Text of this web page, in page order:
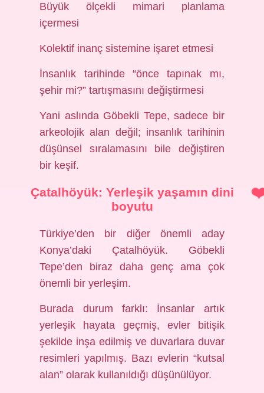
Büyük ölçekli mimari planlama
içermesi
Kolektif inanç sistemine işaret etmesi
İnsanlık tarihinde “önce tapınak mı,
şehir mi?” tartışmasını değiştirmesi
Yani aslında Göbekli Tepe, sadece bir
arkeolojik alan değil; insanlık tarihinin
düşünsel sıralamasını bile değiştiren
bir keşif.
Çatalhöyük: Yerleşik yaşamın dini
boyutu
Türkiye’den bir diğer önemli aday
Konya’daki Çatalhöyük. Göbekli
Tepe’den biraz daha genç ama çok
önemli bir yerleşim.
Burada durum farklı: İnsanlar artık
yerleşik hayata geçmiş, evler bitişik
şekilde inşa edilmiş ve duvarlara duvar
resimleri yapılmış. Bazı evlerin “kutsal
alan” olarak kullanıldığı düşünülüyor.